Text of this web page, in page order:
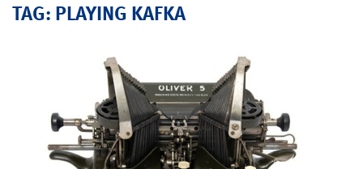
TAG: PLAYING KAFKA